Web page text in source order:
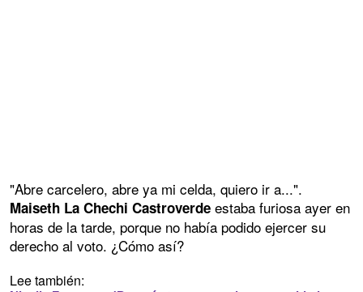
"Abre carcelero, abre ya mi celda, quiero ir a...".
Maiseth La Chechi Castroverde estaba furiosa ayer en
horas de la tarde, porque no había podido ejercer su
derecho al voto. ¿Cómo así?
Lee también: